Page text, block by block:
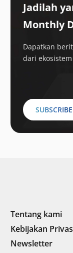
Jadilah
Monthly
Dapatkan
dari
SUBSCRIBE
Tentang kami
Kebijakan
Newsletter